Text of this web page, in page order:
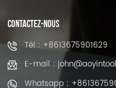
CONTACTEZ-NOUS
Tél : +8613675901629
E-mail :
Whatsapp :